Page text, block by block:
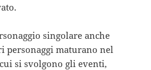
singolare anche
personaggi maturano nel
si svolgono gli eventi,